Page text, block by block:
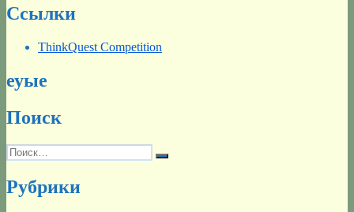
Ссылки
ThinkQuest Competition
еуые
Поиск
Искать:
Поиск
Рубрики